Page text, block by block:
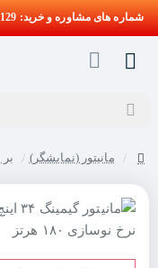
شماره های مشاوره و خرید: 57129-021 و 09121759502
مانیتور (نمایشگر)